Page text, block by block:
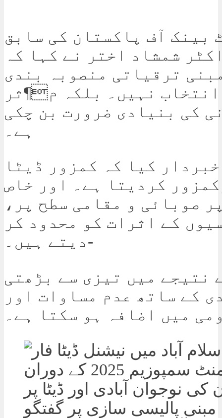
بینک آف پاکستان کی سابق
شمشاد اختر نے کہا کہ
ترقیاتی منصوبہ بندی
نہیں۔ بلکہ م¶ثر
کی بنیادی ضرورت بن چکی
ہے۔
کیا کہ کمزور ڈیٹا
کردیتا ہے۔ اور خاص
صوبائی و مقامی سطح پر،
کے اثرات کو محدود کر
دیتے ہیں۔-
نتیجے میں تیزی سے بڑھتی
کے ساتھ عدم مساوات اور
میں اضافہ ہو سکتا ہے۔